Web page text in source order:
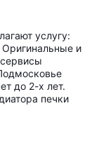
услугу:
Оригинальные и
до 2-х лет.
печки